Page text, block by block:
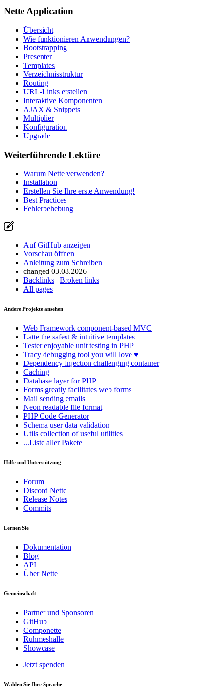
Nette Application
Übersicht
Wie funktionieren Anwendungen?
Bootstrapping
Presenter
Templates
Verzeichnisstruktur
Routing
URL-Links erstellen
Interaktive Komponenten
AJAX & Snippets
Multiplier
Konfiguration
Upgrade
Weiterführende Lektüre
Warum Nette verwenden?
Installation
Erstellen Sie Ihre erste Anwendung!
Best Practices
Fehlerbehebung
Auf GitHub anzeigen
Vorschau öffnen
Anleitung zum Schreiben
changed 03.08.2026
Backlinks
Broken links
All pages
Andere Projekte ansehen
Web Framework component-based MVC
Latte the safest & intuitive templates
Testerenjoyable unit testing in PHP
Tracy debugging tool you will love ♥
Dependency Injection challenging container
Caching
Database layer for PHP
Forms greatly facilitates web forms
Mail sending emails
Neon readable file format
PHP Code Generator
Schema user data validation
Utils collection of useful utilities
...Liste aller Pakete
Hilfe und Unterstützung
Forum
Discord Nette
Release Notes
Commits
Lernen Sie
Dokumentation
Blog
API
Über Nette
Gemeinschaft
Partner und Sponsoren
GitHub
Componette
Ruhmeshalle
Showcase
Jetzt spenden
Wählen Sie Ihre Sprache